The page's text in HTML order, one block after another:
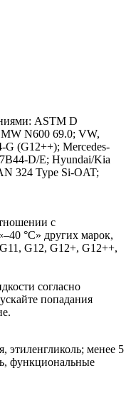
ASTM D
N600 69.0; VW,
G (G12++); Mercedes-
D/E; Hyundai/Kia
324 Type Si-OAT;
с
°С» других марок,
G12, G12+, G12++,
согласно
попадания
этиленгликоль; менее 5
функциональные